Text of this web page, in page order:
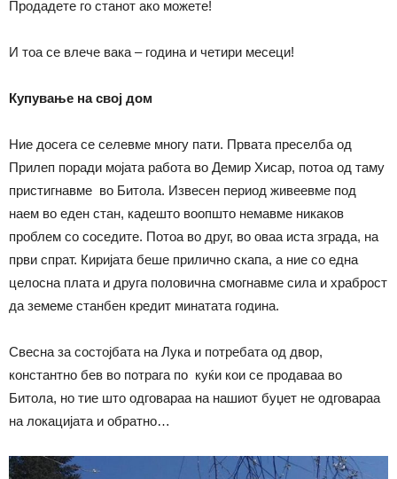
Продадете го станот ако можете!
И тоа се влече вака – година и четири месеци!
Купување на свој дом
Ние досега се селевме многу пати. Првата преселба од
Прилеп поради мојата работа во Демир Хисар, потоа од таму
пристигнавме во Битола. Извесен период живеевме под
наем во еден стан, кадешто воопшто немавме никаков
проблем со соседите. Потоа во друг, во оваа иста зграда, на
први спрат. Киријата беше прилично скапа, а ние со една
целосна плата и друга половична смогнавме сила и храброст
да земеме станбен кредит минатата година.
Свесна за состојбата на Лука и потребата од двор,
константно бев во потрага по куќи кои се продаваа во
Битола, но тие што одговараа на нашиот буџет не одговараа
на локацијата и обратно…